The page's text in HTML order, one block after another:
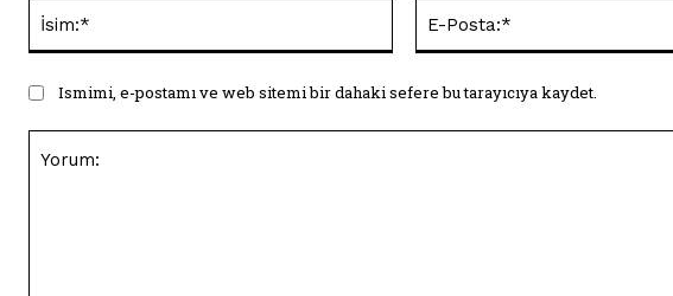
Ismimi, e-postamı ve web sitemi bir dahaki sefere bu tarayıcıya kaydet.